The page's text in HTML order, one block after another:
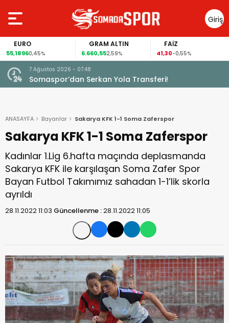
Giriş
Yap
EURO
55,18960,45%
GRAM ALTIN
6.660,552,59%
FAİZ
41,30-0,55%
7 Ağustos 2026 - 07:48
Somaspor’dan Serkan Yola Transferi!
ANASAYFA Bayanlar Sakarya KFK 1-1 Soma Zaferspor
Sakarya KFK 1-1 Soma Zaferspor
Kadınlar 1.Lig 6.hafta maçında deplasmanda
Sakarya KFK ile karşılaşan Soma Zafer Spor
Bayan Futbol Takımımız sahadan 1-1’lik skorla
ayrıldı
28.11.2022 11:03 Güncellenme :28.11.2022 11:05